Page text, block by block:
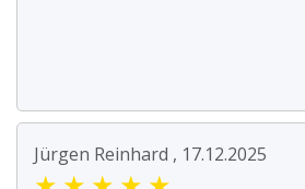
Jürgen Reinhard , 17.12.2025